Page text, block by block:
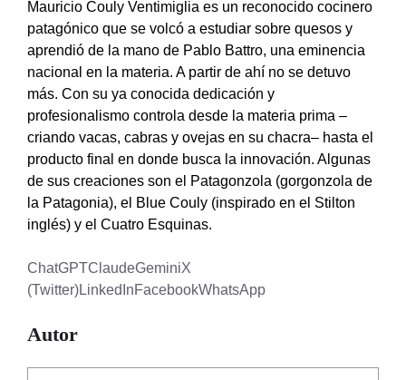
Mauricio Couly Ventimiglia es un reconocido cocinero
patagónico que se volcó a estudiar sobre quesos y
aprendió de la mano de Pablo Battro, una eminencia
nacional en la materia. A partir de ahí no se detuvo
más. Con su ya conocida dedicación y
profesionalismo controla desde la materia prima –
criando vacas, cabras y ovejas en su chacra– hasta el
producto final en donde busca la innovación. Algunas
de sus creaciones son el Patagonzola (gorgonzola de
la Patagonia), el Blue Couly (inspirado en el Stilton
inglés) y el Cuatro Esquinas.
ChatGPTClaudeGeminiX
(Twitter)LinkedInFacebookWhatsApp
Autor